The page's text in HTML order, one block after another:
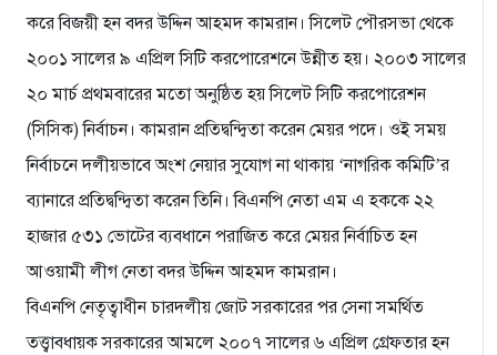
করে বিজয়ী হন বদর উদ্দিন আহমদ কামরান। সিলেট পৌরসভা থেকে
২০০১ সালের ৯ এপ্রিল সিটি করপোরেশনে উন্নীত হয়। ২০০৩ সালের
২০ মার্চ প্রথমবারের মতো অনুষ্ঠিত হয় সিলেট সিটি করপোরেশন
(সিসিক) নির্বাচন। কামরান প্রতিদ্বন্দ্বিতা করেন মেয়র পদে। ওই সময়
নির্বাচনে দলীয়ভাবে অংশ নেয়ার সুযোগ না থাকায় ‘নাগরিক কমিটি’র
ব্যানারে প্রতিদ্বন্দ্বিতা করেন তিনি। বিএনপি নেতা এম এ হককে ২২
হাজার ৫৩১ ভোটের ব্যবধানে পরাজিত করে মেয়র নির্বাচিত হন
আওয়ামী লীগ নেতা বদর উদ্দিন আহমদ কামরান।
বিএনপি নেতৃত্বাধীন চারদলীয় জোট সরকারের পর সেনা সমর্থিত
তত্ত্বাবধায়ক সরকারের আমলে ২০০৭ সালের ৬ এপ্রিল গ্রেফতার হন